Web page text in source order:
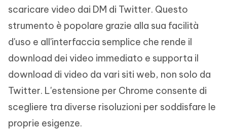
scaricare video dai DM di Twitter. Questo
strumento è popolare grazie alla sua facilità
d'uso e all'interfaccia semplice che rende il
download dei video immediato e supporta il
download di video da vari siti web, non solo da
Twitter. L'estensione per Chrome consente di
scegliere tra diverse risoluzioni per soddisfare le
proprie esigenze.